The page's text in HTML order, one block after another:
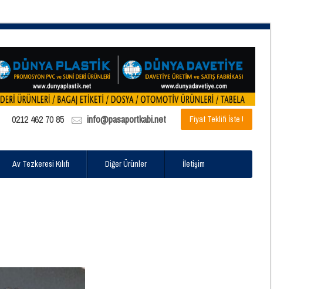
0212 462 70 85 info@pasaportkabi.net Fiyat Teklifi İste !
Av Tezkeresi Kılıfı Diğer Ürünler İletişim